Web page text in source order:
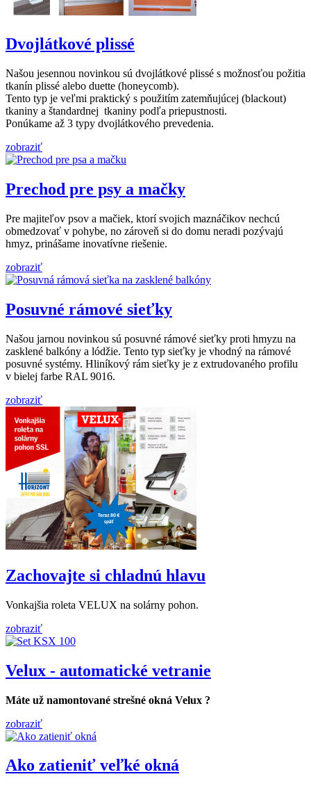
Dvojlátkové plissé
Našou jesennou novinkou sú dvojlátkové plissé s možnosťou požitia
tkanín plissé alebo duette (honeycomb).
Tento typ je veľmi praktický s použitím zatemňujúcej (blackout)
tkaniny a štandardnej tkaniny podľa priepustnosti.
Ponúkame až 3 typy dvojlátkového prevedenia.
zobraziť
Prechod pre psy a mačky
Pre majiteľov psov a mačiek, ktorí svojich maznáčikov nechcú
obmedzovať v pohybe, no zároveň si do domu neradi pozývajú
hmyz, prinášame inovatívne riešenie.
zobraziť
Posuvné rámové sieťky
Našou jarnou novinkou sú posuvné rámové sieťky proti hmyzu na
zasklené balkóny a lódžie. Tento typ sieťky je vhodný na rámové
posuvné systémy. Hliníkový rám sieťky je z extrudovaného profilu
v bielej farbe RAL 9016.
zobraziť
Zachovajte si chladnú hlavu
Vonkajšia roleta VELUX na solárny pohon.
zobraziť
Velux - automatické vetranie
Máte už namontované strešné okná Velux ?
zobraziť
Ako zatieniť veľké okná